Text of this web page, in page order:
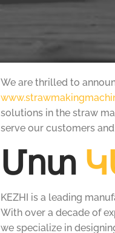
We are thrilled to
solutions in the straw
serve our customers
Մոտ
KEZHI is a leading
With over a decade of
we specialize in